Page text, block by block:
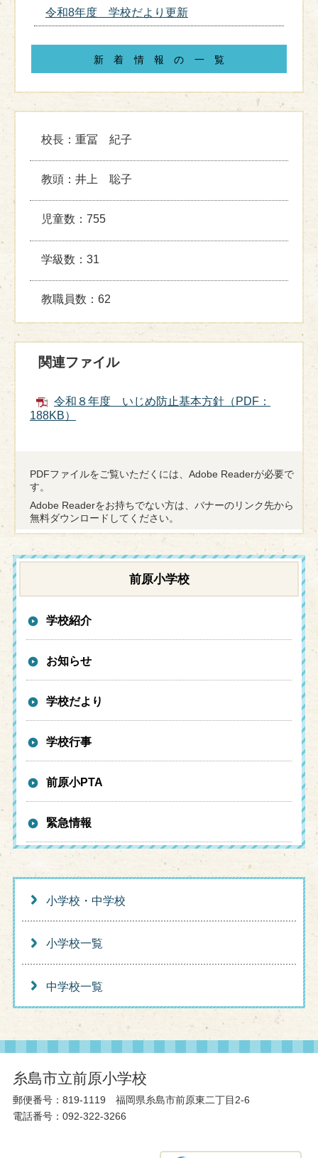
令和8年度 学校だより更新
新着情報の 一覧
校長：重冨 紀子
教頭：井上 聡子
児童数：755
学級数：31
教職員数：62
関連ファイル
令和８年度 いじめ防止基本方針（PDF：
188KB）
PDFファイルをご覧いただくには、Adobe Readerが必要で
す。
Adobe Readerをお持ちでない方は、バナーのリンク先から
無料ダウンロードしてください。
前原小学校
学校紹介
お知らせ
学校だより
学校行事
前原小PTA
緊急情報
小学校・中学校
小学校一覧
中学校一覧
糸島市立前原小学校
郵便番号：819-1119 福岡県糸島市前原東二丁目2-6
電話番号：092-322-3266